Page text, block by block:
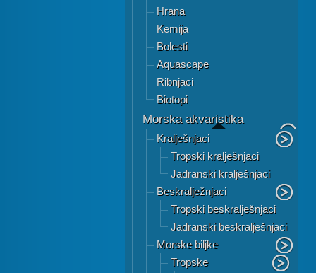
Hrana
Kemija
Bolesti
Aquascape
Ribnjaci
Biotopi
Morska akvaristika
Kralješnjaci
Tropski kralješnjaci
Jadranski kralješnjaci
Beskralježnjaci
Tropski beskralješnjaci
Jadranski beskralješnjaci
Morske biljke
Tropske